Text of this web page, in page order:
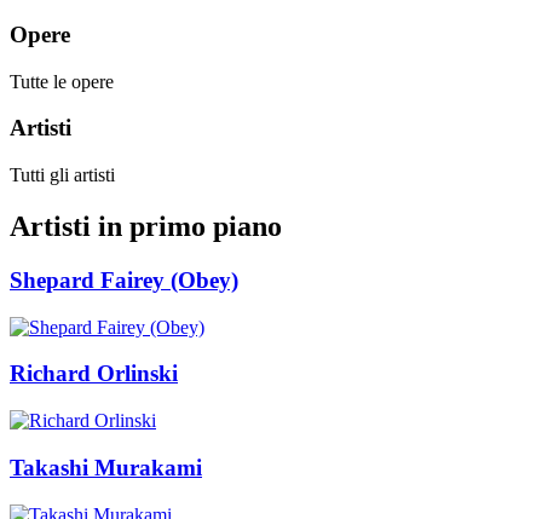
Opere
Tutte le opere
Artisti
Tutti gli artisti
Artisti in primo piano
Shepard Fairey (Obey)
Richard Orlinski
Takashi Murakami